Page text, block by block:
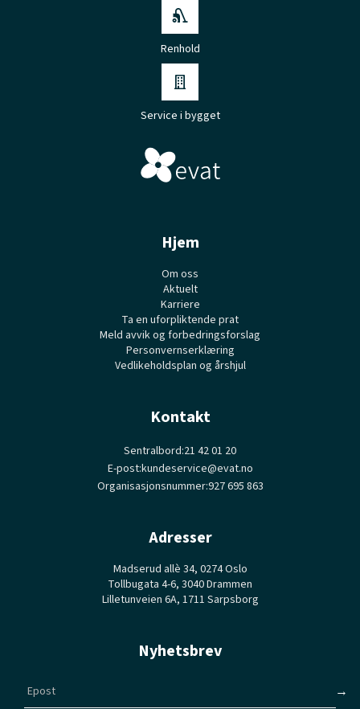
Renhold
Service i bygget
Hjem
Om oss
Aktuelt
Karriere
Ta en uforpliktende prat
Meld avvik og forbedringsforslag
Personvernserklæring
Vedlikeholdsplan og årshjul
Kontakt
Sentralbord:21 42 01 20
E-post:kundeservice@evat.no
Organisasjonsnummer:927 695 863
Adresser
Madserud allè 34, 0274 Oslo
Tollbugata 4-6, 3040 Drammen
Lilletunveien 6A, 1711 Sarpsborg
Nyhetsbrev